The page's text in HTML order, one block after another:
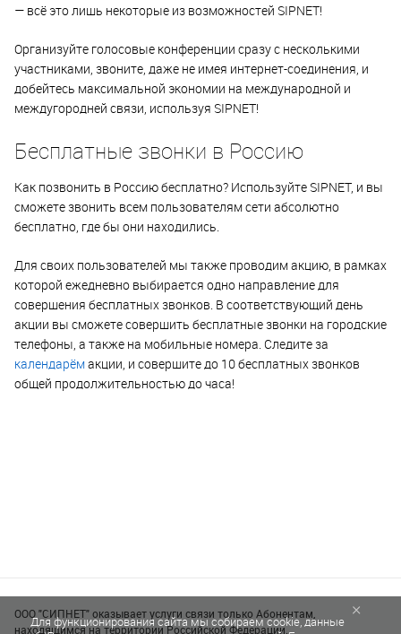
— всё это лишь некоторые из возможностей SIPNET!
Организуйте голосовые конференции сразу с несколькими
участниками, звоните, даже не имея интернет-соединения, и
добейтесь максимальной экономии на международной и
междугородней связи, используя SIPNET!
Бесплатные звонки в Россию
Как позвонить в Россию бесплатно? Используйте SIPNET, и вы
сможете звонить всем пользователям сети абсолютно
бесплатно, где бы они находились.
Для своих пользователей мы также проводим акцию, в рамках
которой ежедневно выбирается одно направление для
совершения бесплатных звонков. В соответствующий день
акции вы сможете совершить бесплатные звонки на городские
телефоны, а также на мобильные номера. Следите за
календарёмакции, и совершите до 10 бесплатных звонков
общей продолжительностью до часа!
ООО "СИПНЕТ" оказывает услуги связи только Абонентам,
находящимся на территории Российской Федерации.
Для функционирования сайта мы собираем cookie, данные ×